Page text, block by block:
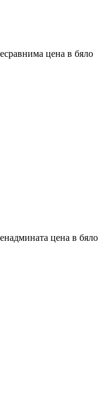
цена в бяло
цена в бяло